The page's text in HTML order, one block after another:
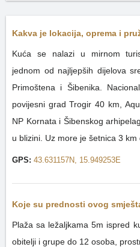
Kakva je lokacija, oprema i
Kuća se nalazi u mirnom
jednom od najljepših dijelova
Primoštena i Šibenika.
povijesni grad Trogir 40 km,
NP Kornata i Šibenskog
u blizini. Uz more je šetnica 3 km
GPS: 43.631157N, 15.949253E
Koje su prednosti ovog
Plaža sa ležaljkama 5m ispred
obitelji i grupe do 12 osoba,